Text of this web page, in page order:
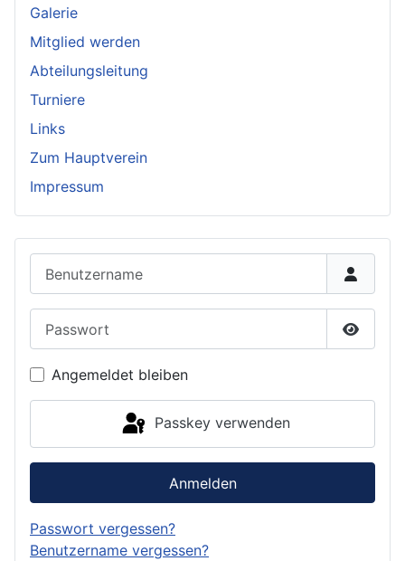
Galerie
Mitglied werden
Abteilungsleitung
Turniere
Links
Zum Hauptverein
Impressum
Angemeldet bleiben
Passkey verwenden
Anmelden
Passwort vergessen?
Benutzername vergessen?